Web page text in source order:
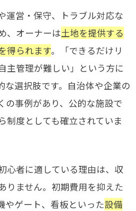
運営・保守、トラブル対応な
、オーナーは土地を提供する
得られます。「できるだけリ
主管理が難しい」という方に
な選択肢です。自治体や企業の
の事例があり、公的な施設で
制度としても確立されていま
心者に適している理由は、収
りません。初期費用を抑えた
やゲート、看板といった設備